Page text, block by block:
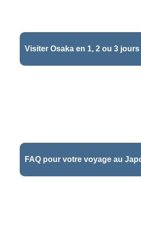
Visiter Osaka en 1, 2 ou 3 jours
FAQ pour votre voyage au